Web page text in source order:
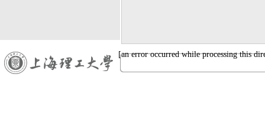
[an error occurred while processing this